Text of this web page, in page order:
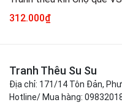
312.000₫
Tranh Thêu Su Su
Địa chỉ: 171/14 Tôn Đản,
Hotline/ Mua hàng: